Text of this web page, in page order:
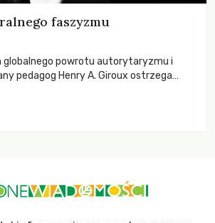
faszyzmu
globalnego powrotu autorytaryzmu i
pedagog Henry A. Giroux ostrzega
obywateli?